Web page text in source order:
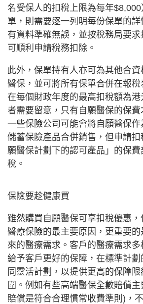
名受保人的扣稅上限為每年
單，則需要逐一列明每份保單的
有資料準確無誤，並按稅務局要
可順利申請稅務扣除。
此外，保單持有人亦可為其他合
醫保，並可將所有保單合併在報
在每個財政年度的最高扣稅額為
者需要留意，只有自願醫保的保費
一些保險公司可能會將自願醫保
儲蓄保險產品合併銷售，但申請扣
願醫保計劃下的認可產品」的保費
稅。
保險要趁健康買
雖然購買自願醫保可享扣稅優惠
醫療保險的最主要原因，更重要
來的醫療需求。客戶的醫療需求
給予客戶更好的保障，在標準計
同靈活計劃，以提供更高的保障
圍。例如有些高端醫保全數賠償
賠償是符合合理慣常收費準則)，